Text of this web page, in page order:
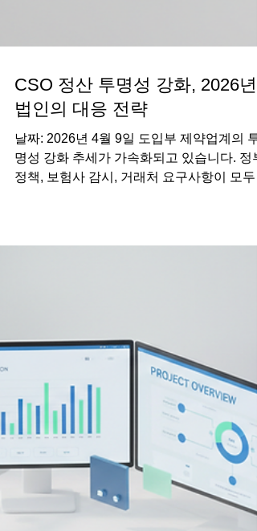
CSO 정산 투명성 강화, 2026년
법인의 대응 전략
날짜: 2026년 4월 9일 도입부 제약업계의 투
다. 특히 CSO(의약품판매대리인) 생태계에
대한 감시 수준이 높아지고 있으며, 거래처(
약사)도 자신들의 리스크 관리를 위해 거래
정산 증빙을 더욱 엄격하게 요구하는 추세입
약 갱신 심사, 수수료 지급 거부, 법적 분쟁까
지 이어질 수 있습니다. 법인 CSO가 직면한
현실 법인 CSO은 수십 개의 제약사와 계약
고, 수백 명의 개인 딜러와 협력합니다. 각 제
약사마다 정산 기준이 다르고, 각 딜러마다